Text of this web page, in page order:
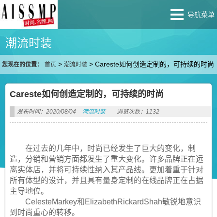
导航菜单
潮流时装
您现在的位置： 首页 >潮流时装 >Careste如何创造定制的，可持续的时尚
Careste如何创造定制的，可持续的时尚
发布时间：2020/08/04 潮流时装 浏览次数：1132
在过去的几年中，时尚已经发生了巨大的变化，制
造，分销和营销方面都发生了重大变化。许多品牌正在远
离实体店，并将可持续性纳入其产品线。更加着重于针对
所有体型的设计，并且具有量身定制的在线品牌正在占据
主导地位。
CelesteMarkey和ElizabethRickardShah敏锐地意识
到时尚重心的转移。